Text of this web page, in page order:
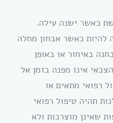
כאשר ישנה עילה.
להיות כאשר אבחון מחלה
באיחור או באופן
אינו מפנה בזמן אל
רפואי מתאים או
תהיה טיפול רפואי
שאינן מוצרכות ולא